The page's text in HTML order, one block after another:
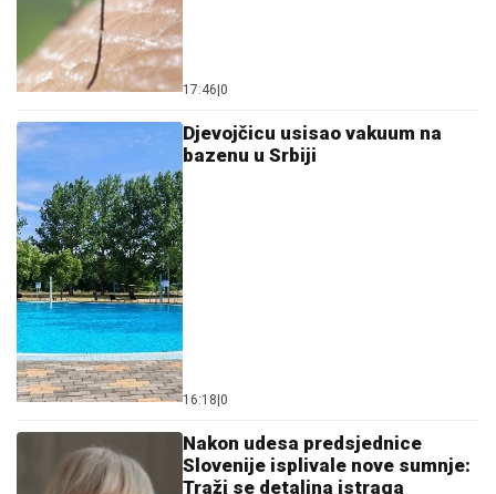
25.000 kupaca već kupuje uz PerSu Extra. A ti? Saznaj
više
03. 08. 2026 07:31
06. 08. 2026 15:06